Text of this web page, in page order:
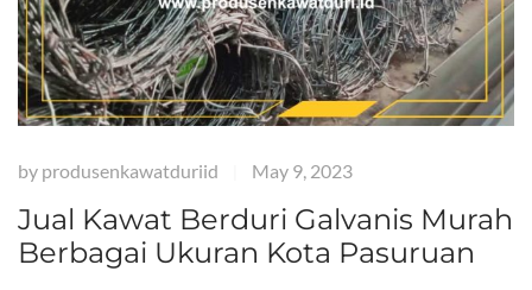
by produsenkawatduriid May 9, 2023
Jual Kawat Berduri Galvanis Murah
Berbagai Ukuran Kota Pasuruan